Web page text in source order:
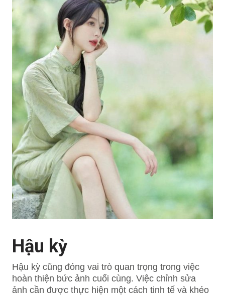
Hậu kỳ
Hậu kỳ cũng đóng vai trò quan trọng trong việc
hoàn thiện bức ảnh cuối cùng. Việc chỉnh sửa
ảnh cần được thực hiện một cách tinh tế và khéo